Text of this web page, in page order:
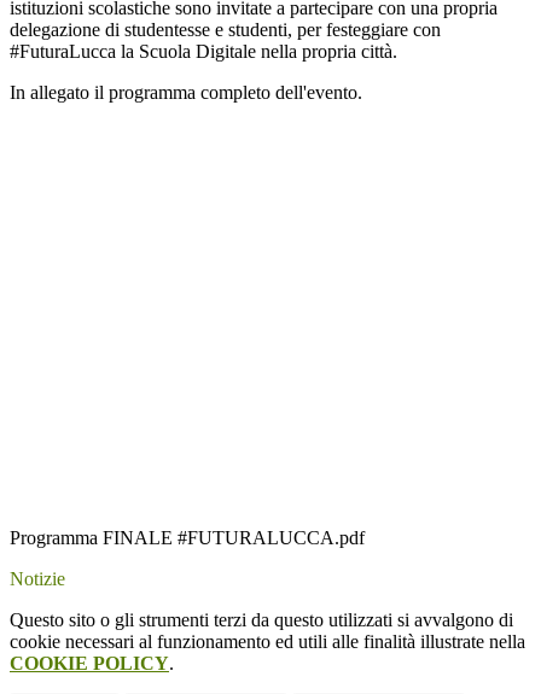
istituzioni scolastiche sono invitate a partecipare con una propria
delegazione di studentesse e studenti, per festeggiare con
#FuturaLucca la Scuola Digitale nella propria città.
In allegato il programma completo dell'evento.
Programma FINALE #FUTURALUCCA.pdf
Notizie
Questo sito o gli strumenti terzi da questo utilizzati si avvalgono di
cookie necessari al funzionamento ed utili alle finalità illustrate nella
COOKIE POLICY.